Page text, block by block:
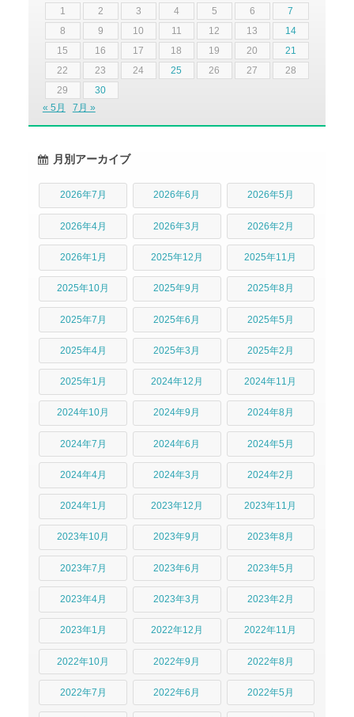
1 2 3 4 5 6
7
8
9 10 11 12 13
14
15
16 17 18 19 20
21
22
23 24 25 26 27
28
29
30
« 5月
7月 »
月別アーカイブ
2026年7月 2026年6月 2026年5月
2026年4月 2026年3月 2026年2月
2026年1月 2025年12月 2025年11月
2025年10月 2025年9月 2025年8月
2025年7月 2025年6月 2025年5月
2025年4月 2025年3月 2025年2月
2025年1月 2024年12月 2024年11月
2024年10月 2024年9月 2024年8月
2024年7月 2024年6月 2024年5月
2024年4月 2024年3月 2024年2月
2024年1月 2023年12月 2023年11月
2023年10月 2023年9月 2023年8月
2023年7月 2023年6月 2023年5月
2023年4月 2023年3月 2023年2月
2023年1月 2022年12月 2022年11月
2022年10月 2022年9月 2022年8月
2022年7月 2022年6月 2022年5月